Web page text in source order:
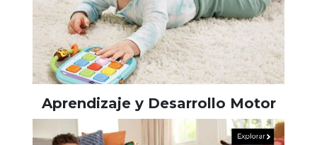
Aprendizaje y Desarrollo Motor